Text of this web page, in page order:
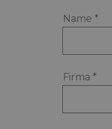
Name *
Firma *